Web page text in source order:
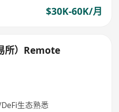
$30K-60K/月
所）Remote
生态熟悉